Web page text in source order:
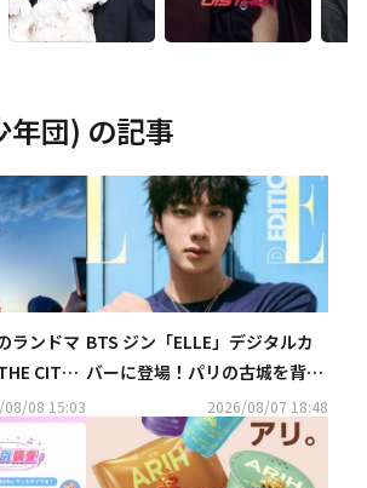
年団) の記事
ランドマ
CIT
盛況
08/08 15:03
BTS ジン「ELLE」デジタルカ
バーに登場！パリの古城を背景
に優雅な魅力アピール（動画あ
2026/08/07 18:48